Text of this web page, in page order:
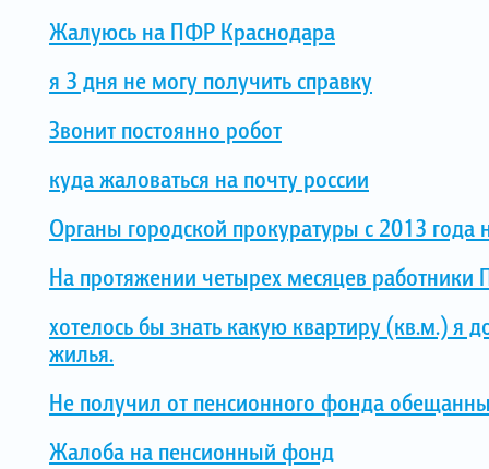
Жалуюсь на ПФР Краснодара
я 3 дня не могу получить справку
Звонит постоянно робот
куда жаловаться на почту россии
Органы городской прокуратуры с 2013
На протяжении четырех месяцев
хотелось бы знать какую квартиру (кв.м.) я
жилья.
Не получил от пенсионного фонда
Жалоба на пенсионный фонд